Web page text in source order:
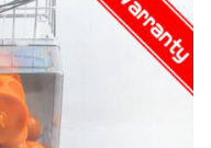
Kekuasaan 120W
NW
FOB